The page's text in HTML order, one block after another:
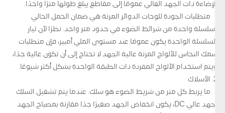
الإضاءة ذات الجهد العالي عمومًا إلى مقاطع يبلغ طولها مترًا واحدًا.
متطلبات الجودة للوحات الدوائر المرنة هي ضمان الحمل الحالي
لسلسلة واحدة من شرائط الضوء في حدود متر واحد. نظرًا لأن تيار
السلسلة الواحدة يكون عمومًا عند مستوى الملي أمبير، فإن متطلبات
سمك النحاس للألواح المرنة عالية الجهد لا تحتاج إلى أن تكون عالية جدًا،
ويتم استخدام الألواح المفردة ذات الطبقة الواحدة بشكل أكثر شيوعًا.
ما يربط كل متر من شريط الضوء هو سلك. عندما يتم تشغيل السلك
بجهد عالي DC، يكون انخفاض الجهد صغيرًا جدًا مقارنة بمصباح الجهد